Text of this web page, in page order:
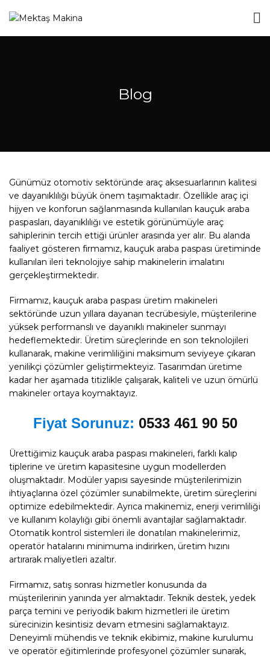
Blog
Günümüz otomotiv sektöründe araç aksesuarlarının kalitesi
ve dayanıklılığı büyük önem taşımaktadır. Özellikle araç içi
hijyen ve konforun sağlanmasında kullanılan kauçuk araba
paspasları, dayanıklılığı ve estetik görünümüyle araç
sahiplerinin tercih ettiği ürünler arasında yer alır. Bu alanda
faaliyet gösteren firmamız, kauçuk araba paspası üretiminde
kullanılan ileri teknolojiye sahip makinelerin imalatını
gerçekleştirmektedir.
Firmamız, kauçuk araba paspası üretim makineleri
sektöründe uzun yıllara dayanan tecrübesiyle, müşterilerine
yüksek performanslı ve dayanıklı makineler sunmayı
hedeflemektedir. Üretim süreçlerinde en son teknolojileri
kullanarak, makine verimliliğini maksimum seviyeye çıkaran
yenilikçi çözümler geliştirmekteyiz. Tasarımdan üretime
kadar her aşamada titizlikle çalışarak, kaliteli ve uzun ömürlü
makineler ortaya koymaktayız.
Fiyat Sorunuz: 0533 461 90 50
Ürettiğimiz kauçuk araba paspası makineleri, farklı kalıp
tiplerine ve üretim kapasitesine uygun modellerden
oluşmaktadır. Modüler yapısı sayesinde müşterilerimizin
ihtiyaçlarına özel çözümler sunabilmekte, üretim süreçlerini
optimize edebilmektedir. Ayrıca makinemiz, enerji verimliliği
ve kullanım kolaylığı gibi önemli avantajlar sağlamaktadır.
Otomatik kontrol sistemleri ile donatılan makinelerimiz,
operatör hatalarını minimuma indirirken, üretim hızını
artırarak maliyetleri azaltır.
Firmamız, satış sonrası hizmetler konusunda da
müşterilerinin yanında yer almaktadır. Teknik destek, yedek
parça temini ve periyodik bakım hizmetleri ile üretim
sürecinizin kesintisiz devam etmesini sağlamaktayız.
Deneyimli mühendis ve teknik ekibimiz, makine kurulumu
ve operatör eğitimlerinde profesyonel çözümler sunarak,